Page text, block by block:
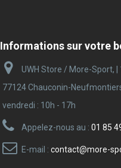
Informations sur votre
UWH Store / More-Sport, |
77124 Chauconin-
vendredi : 10h - 17h
Appelez-nous au : 01 85
E-mail : contact@more-